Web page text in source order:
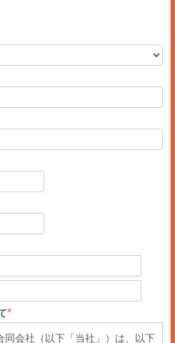
*
同会社（以下「当社」）は、以下